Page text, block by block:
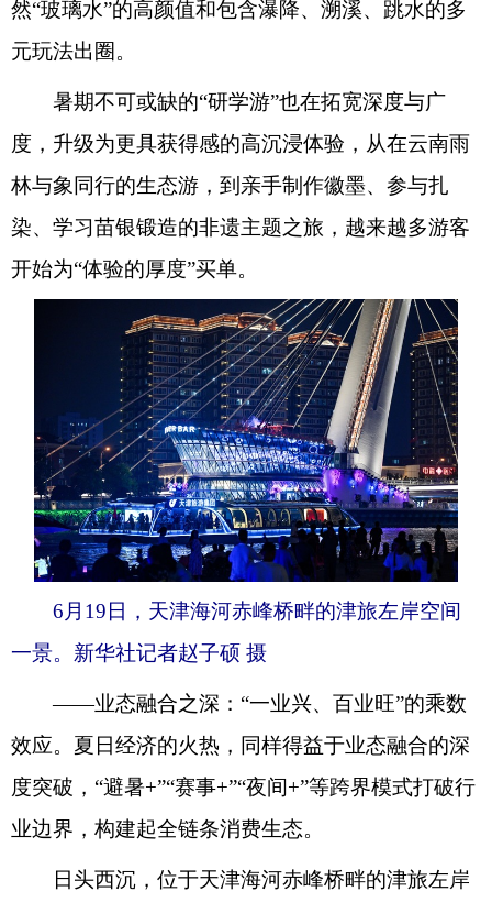
然“玻璃水”的高颜值和包含瀑降、溯溪、跳水的多
元玩法出圈。
暑期不可或缺的“研学游”也在拓宽深度与广
度，升级为更具获得感的高沉浸体验，从在云南雨
林与象同行的生态游，到亲手制作徽墨、参与扎
染、学习苗银锻造的非遗主题之旅，越来越多游客
开始为“体验的厚度”买单。
6月19日，天津海河赤峰桥畔的津旅左岸空间
一景。新华社记者赵子硕 摄
——业态融合之深：“一业兴、百业旺”的乘数
效应。夏日经济的火热，同样得益于业态融合的深
度突破，“避暑+”“赛事+”“夜间+”等跨界模式打破行
业边界，构建起全链条消费生态。
日头西沉，位于天津海河赤峰桥畔的津旅左岸